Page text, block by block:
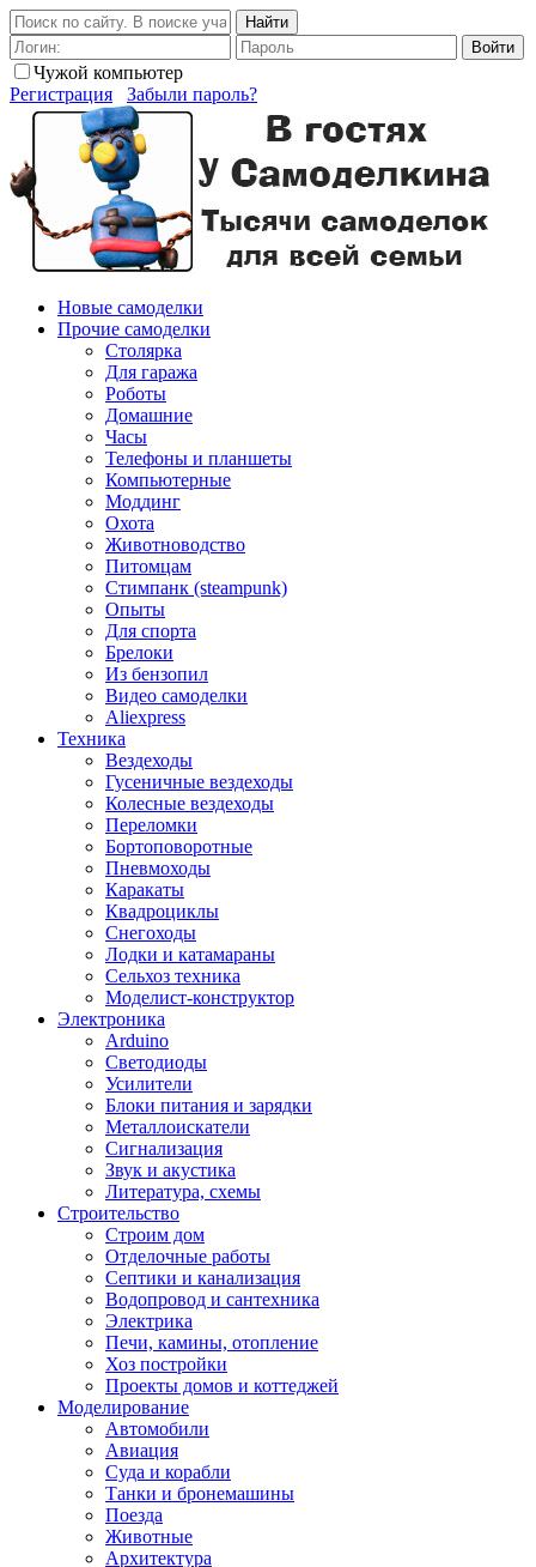
Найти
Войти
Чужой компьютер
Регистрация
Забыли пароль?
Новые самоделки
Прочие самоделки
Столярка
Для гаража
Роботы
Домашние
Часы
Телефоны и планшеты
Компьютерные
Моддинг
Охота
Животноводство
Питомцам
Стимпанк (steampunk)
Опыты
Для спорта
Брелоки
Из бензопил
Видео самоделки
Aliexpress
Техника
Вездеходы
Гусеничные вездеходы
Колесные вездеходы
Переломки
Бортоповоротные
Пневмоходы
Каракаты
Квадроциклы
Снегоходы
Лодки и катамараны
Сельхоз техника
Моделист-конструктор
Электроника
Arduino
Светодиоды
Усилители
Блоки питания и зарядки
Металлоискатели
Сигнализация
Звук и акустика
Литература, схемы
Строительство
Строим дом
Отделочные работы
Септики и канализация
Водопровод и сантехника
Электрика
Печи, камины, отопление
Хоз постройки
Проекты домов и коттеджей
Моделирование
Автомобили
Авиация
Суда и корабли
Танки и бронемашины
Поезда
Животные
Архитектура